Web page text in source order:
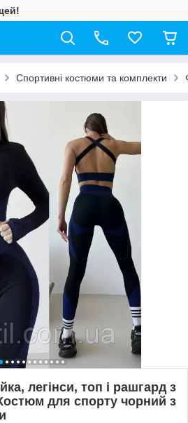
Спортивні костюми та комплекти
легінси, топ і рашгард з
для спорту чорний з